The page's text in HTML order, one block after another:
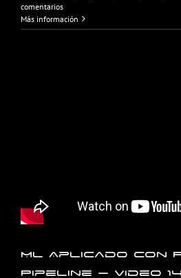
comentarios
Más información
ML Aplicado con
Pipeline – Video 14